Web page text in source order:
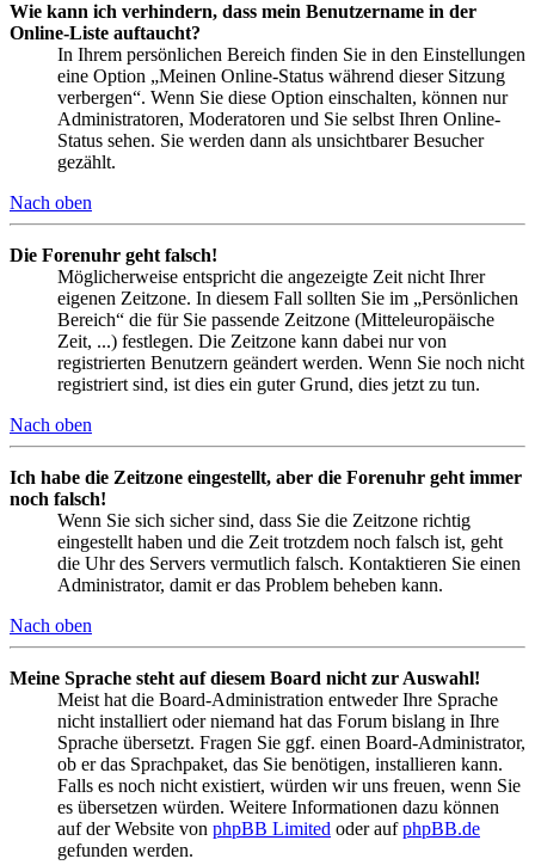
Wie kann ich verhindern, dass mein Benutzername in der
Online-Liste auftaucht?
In Ihrem persönlichen Bereich finden Sie in den Einstellungen
eine Option „Meinen Online-Status während dieser Sitzung
verbergen“. Wenn Sie diese Option einschalten, können nur
Administratoren, Moderatoren und Sie selbst Ihren Online-
Status sehen. Sie werden dann als unsichtbarer Besucher
gezählt.
Nach oben
Die Forenuhr geht falsch!
Möglicherweise entspricht die angezeigte Zeit nicht Ihrer
eigenen Zeitzone. In diesem Fall sollten Sie im „Persönlichen
Bereich“ die für Sie passende Zeitzone (Mitteleuropäische
Zeit, ...) festlegen. Die Zeitzone kann dabei nur von
registrierten Benutzern geändert werden. Wenn Sie noch nicht
registriert sind, ist dies ein guter Grund, dies jetzt zu tun.
Nach oben
Ich habe die Zeitzone eingestellt, aber die Forenuhr geht immer
noch falsch!
Wenn Sie sich sicher sind, dass Sie die Zeitzone richtig
eingestellt haben und die Zeit trotzdem noch falsch ist, geht
die Uhr des Servers vermutlich falsch. Kontaktieren Sie einen
Administrator, damit er das Problem beheben kann.
Nach oben
Meine Sprache steht auf diesem Board nicht zur Auswahl!
Meist hat die Board-Administration entweder Ihre Sprache
nicht installiert oder niemand hat das Forum bislang in Ihre
Sprache übersetzt. Fragen Sie ggf. einen Board-Administrator,
ob er das Sprachpaket, das Sie benötigen, installieren kann.
Falls es noch nicht existiert, würden wir uns freuen, wenn Sie
es übersetzen würden. Weitere Informationen dazu können
auf der Website von phpBB Limited oder aufphpBB.de
gefunden werden.